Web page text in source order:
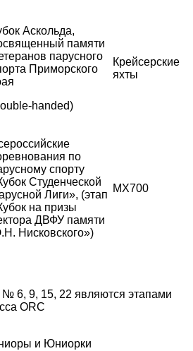
Аскольда,
памяти
парусного
Приморского
handed)
Крейсерские
яхты
по
спорту
Студенческой
Лиги», (этап
на призы
ДВФУ памяти
Нисковского»)
MX700
15, 22 являются этапами
ORC
и Юниорки